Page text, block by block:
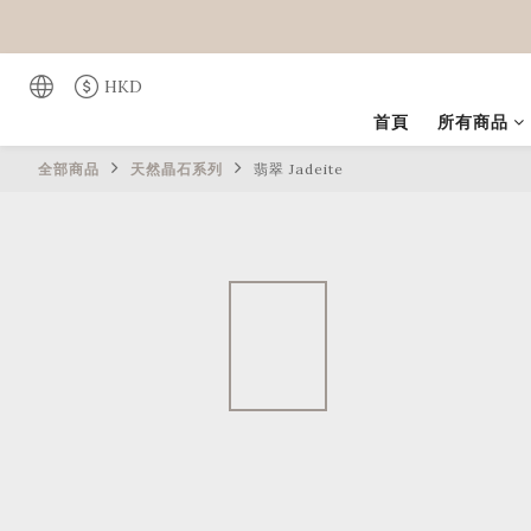
HKD
首頁
所有商品
全部商品 天然晶石系列 翡翠 Jadeite